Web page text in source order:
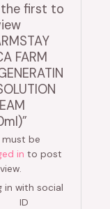
the first to
FARM
must be
in to post
in with social
ID